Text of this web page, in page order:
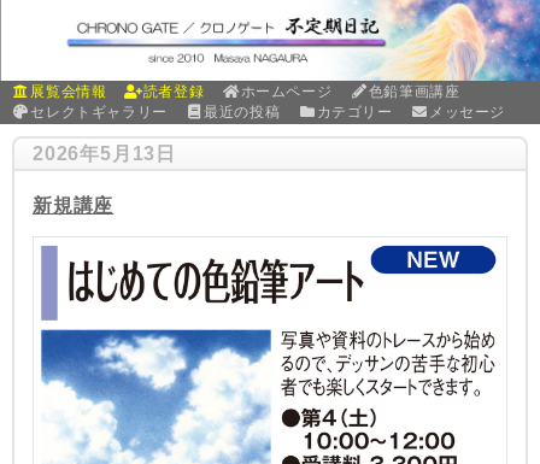
展覧会情報 読者登録 ホームページ
色鉛筆画講座
セレクトギャラリー
最近の投稿 カテゴリー メッセージ
2026年5月13日
新規講座